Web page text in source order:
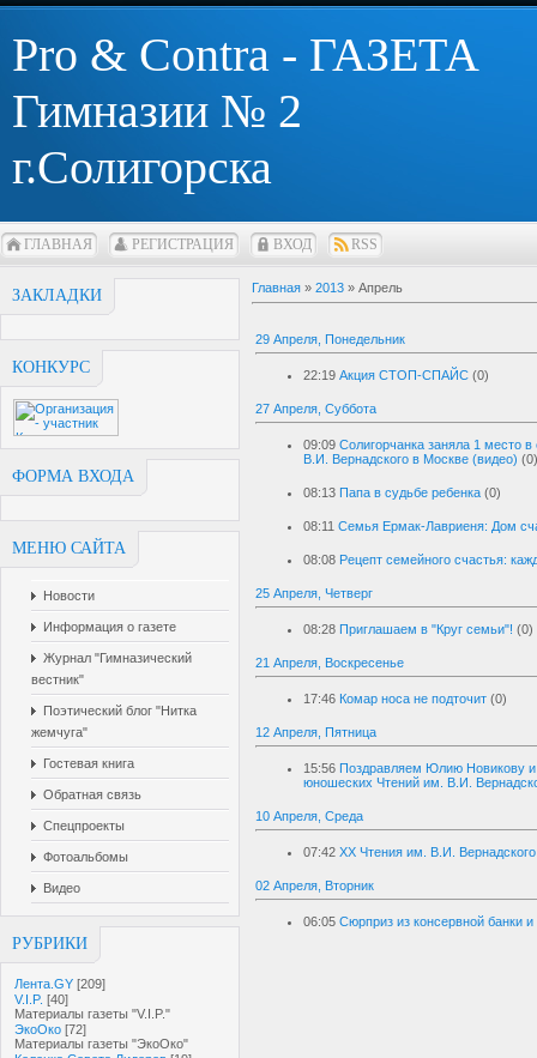
Pro & Contra - ГАЗЕТА
Гимназии № 2
г.Солигорска
ГЛАВНАЯ РЕГИСТРАЦИЯ ВХОД RSS
ЗАКЛАДКИ
КОНКУРС
ФОРМА ВХОДА
МЕНЮ САЙТА
Новости
Информация о газете
Журнал "Гимназический
вестник"
Поэтический блог "Нитка
жемчуга"
Гостевая книга
Обратная связь
Спецпроекты
Фотоальбомы
Видео
РУБРИКИ
Лента.GY [209]
V.I.P. [40]
Материалы газеты "V.I.P."
ЭкоОко [72]
Материалы газеты "ЭкоОко"
Главная » 2013 » Апрель
29 Апреля, Понедельник
22:19 Акция СТОП-СПАЙС (0)
27 Апреля, Суббота
09:09 Солигорчанка заняла 1 место
В.И. Вернадского в Москве (видео) (0)
08:13 Папа в судьбе ребенка (0)
08:11 Семья Ермак-Лавриеня: Дом
08:08 Рецепт семейного счастья:
25 Апреля, Четверг
08:28 Приглашаем в "Круг семьи"! (0)
21 Апреля, Воскресенье
17:46 Комар носа не подточит (0)
12 Апреля, Пятница
15:56 Поздравляем Юлию Новикову и
юношеских Чтений им. В.И.
10 Апреля, Среда
07:42 XX Чтения им. В.И.
02 Апреля, Вторник
06:05 Сюрприз из консервной банки и